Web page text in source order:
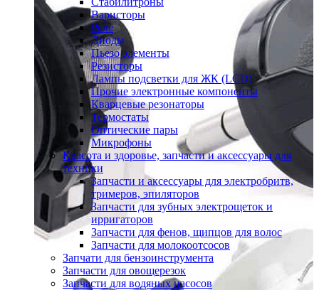
Варисторы
Реле
Диоды
Пьезо элементы
Резисторы
Лампы подсветки для ЖК (LCD)
Прочие электронные компоненты
Кварцевые резонаторы
Термостаты
Оптические пары
Микрофоны
Красота и здоровье, запчасти и аксессуары для
техники
Запчасти и аксессуары для электробритв,
тримеров, эпиляторов
Запчасти для зубных электрощеток и
ирригаторов
Запчасти для фенов, щипцов для волос
Запчасти для молокоотсосов
Запчати для бензоинструмента
Запчасти для овощерезок
Запчасти для водяных насосов